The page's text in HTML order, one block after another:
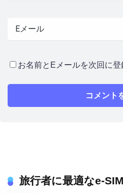
お名前とEメールを次回に登
旅行者に最適なe-SIM